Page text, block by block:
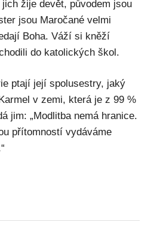
žije devět, původem jsou
jsou Maročané velmi
Boha. Váží si kněží
do katolických škol.
ptají její spolusestry, jaký
v zemi, která je z 99 %
jim: „Modlitba nemá hranice.
přítomností vydáváme